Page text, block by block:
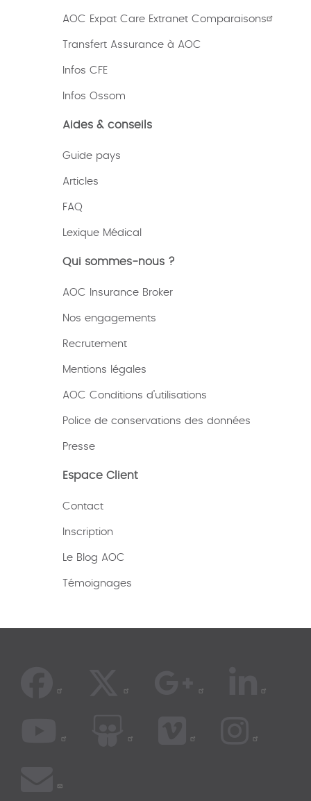
AOC Expat Care Extranet Comparaisons
Transfert Assurance à AOC
Infos CFE
Infos Ossom
Aides & conseils
Guide pays
Articles
FAQ
Lexique Médical
Qui sommes-nous ?
AOC Insurance Broker
Nos engagements
Recrutement
Mentions légales
AOC Conditions d’utilisations
Police de conservations des données
Presse
Espace Client
Contact
Inscription
Le Blog AOC
Témoignages